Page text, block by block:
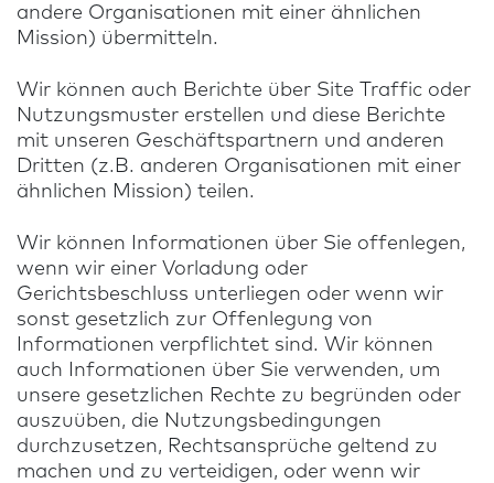
andere Organisationen mit einer ähnlichen
Mission) übermitteln.
Wir können auch Berichte über Site Traffic oder
Nutzungsmuster erstellen und diese Berichte
mit unseren Geschäftspartnern und anderen
Dritten (z.B. anderen Organisationen mit einer
ähnlichen Mission) teilen.
Wir können Informationen über Sie offenlegen,
wenn wir einer Vorladung oder
Gerichtsbeschluss unterliegen oder wenn wir
sonst gesetzlich zur Offenlegung von
Informationen verpflichtet sind. Wir können
auch Informationen über Sie verwenden, um
unsere gesetzlichen Rechte zu begründen oder
auszuüben, die Nutzungsbedingungen
durchzusetzen, Rechtsansprüche geltend zu
machen und zu verteidigen, oder wenn wir